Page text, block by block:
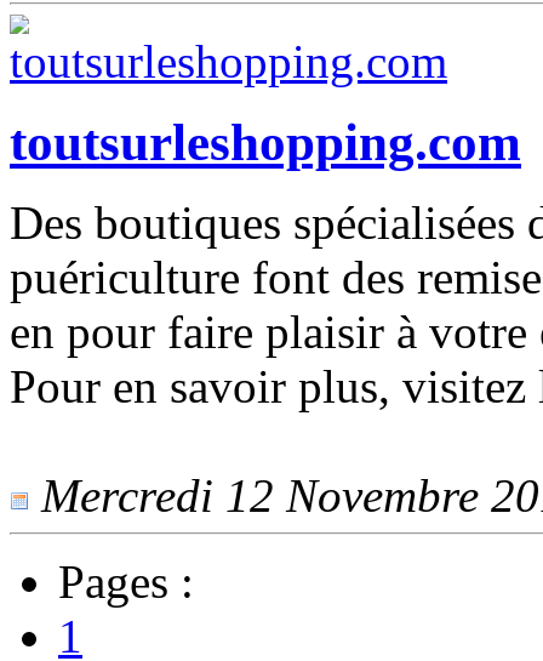
toutsurleshopping.com
Des boutiques spécialisées
puériculture font des
en pour faire plaisir à votre
Pour en savoir plus,
Mercredi 12 Novembre
Pages :
1